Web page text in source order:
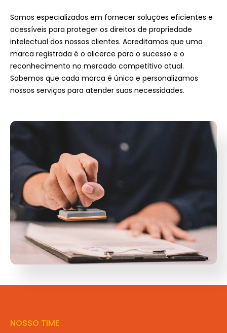
Somos especializados em fornecer soluções eficientes e
acessíveis para proteger os direitos de propriedade
intelectual dos nossos clientes. Acreditamos que uma
marca registrada é o alicerce para o sucesso e o
reconhecimento no mercado competitivo atual.
Sabemos que cada marca é única e personalizamos
nossos serviços para atender suas necessidades.
NOSSO TIME